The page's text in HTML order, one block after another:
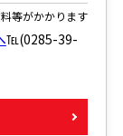
等がかかります
℡(0285-39-